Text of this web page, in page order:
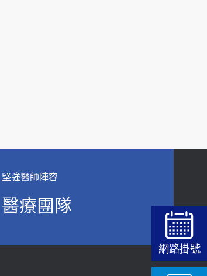
流感及新冠疫苗】門診預約
照護諮商】門診服務
堅強醫師陣容
醫療團隊
網路掛號